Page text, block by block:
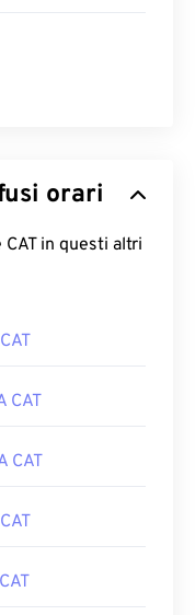
orari
in questi altri
CAT
CAT